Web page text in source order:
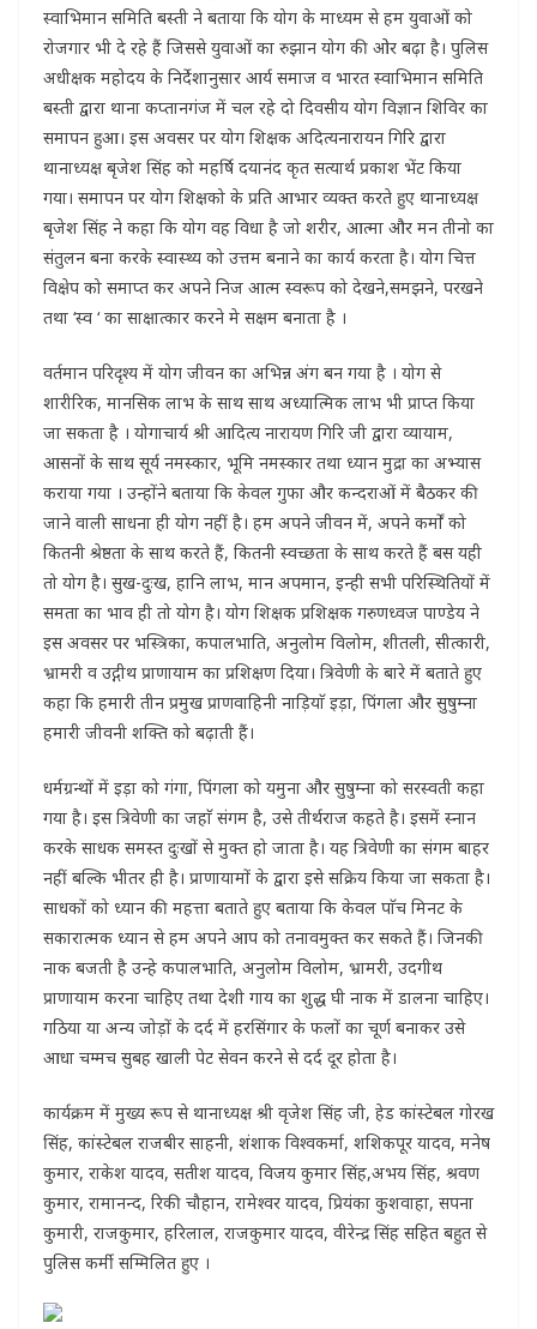
स्वाभिमान समिति बस्ती ने बताया कि योग के माध्यम से हम युवाओं को
रोजगार भी दे रहे हैं जिससे युवाओं का रुझान योग की ओर बढ़ा है। पुलिस
अधीक्षक महोदय के निर्देशानुसार आर्य समाज व भारत स्वाभिमान समिति
बस्ती द्वारा थाना कप्तानगंज में चल रहे दो दिवसीय योग विज्ञान शिविर का
समापन हुआ। इस अवसर पर योग शिक्षक अदित्यनारायन गिरि द्वारा
थानाध्यक्ष बृजेश सिंह को महर्षि दयानंद कृत सत्यार्थ प्रकाश भेंट किया
गया। समापन पर योग शिक्षको के प्रति आभार व्यक्त करते हुए थानाध्यक्ष
बृजेश सिंह ने कहा कि योग वह विधा है जो शरीर, आत्मा और मन तीनो का
संतुलन बना करके स्वास्थ्य को उत्तम बनाने का कार्य करता है। योग चित्त
विक्षेप को समाप्त कर अपने निज आत्म स्वरूप को देखने,समझने, परखने
तथा ‘स्व ‘ का साक्षात्कार करने मे सक्षम बनाता है ।
वर्तमान परिदृश्य में योग जीवन का अभिन्न अंग बन गया है । योग से
शारीरिक, मानसिक लाभ के साथ साथ अध्यात्मिक लाभ भी प्राप्त किया
जा सकता है । योगाचार्य श्री आदित्य नारायण गिरि जी द्वारा व्यायाम,
आसनों के साथ सूर्य नमस्कार, भूमि नमस्कार तथा ध्यान मुद्रा का अभ्यास
कराया गया । उन्होंने बताया कि केवल गुफा और कन्दराओं में बैठकर की
जाने वाली साधना ही योग नहीं है। हम अपने जीवन में, अपने कर्मों को
कितनी श्रेष्ठता के साथ करते हैं, कितनी स्वच्छता के साथ करते हैं बस यही
तो योग है। सुख-दुःख, हानि लाभ, मान अपमान, इन्ही सभी परिस्थितियों में
समता का भाव ही तो योग है। योग शिक्षक प्रशिक्षक गरुणध्वज पाण्डेय ने
इस अवसर पर भस्त्रिका, कपालभाति, अनुलोम विलोम, शीतली, सीत्कारी,
भ्रामरी व उद्गीथ प्राणायाम का प्रशिक्षण दिया। त्रिवेणी के बारे में बताते हुए
कहा कि हमारी तीन प्रमुख प्राणवाहिनी नाड़ियाॅ इड़ा, पिंगला और सुषुम्ना
हमारी जीवनी शक्ति को बढ़ाती हैं।
धर्मग्रन्थों में इड़ा को गंगा, पिंगला को यमुना और सुषुम्ना को सरस्वती कहा
गया है। इस त्रिवेणी का जहाॅ संगम है, उसे तीर्थराज कहते है। इसमें स्नान
करके साधक समस्त दुःखों से मुक्त हो जाता है। यह त्रिवेणी का संगम बाहर
नहीं बल्कि भीतर ही है। प्राणायामों के द्वारा इसे सक्रिय किया जा सकता है।
साधकों को ध्यान की महत्ता बताते हुए बताया कि केवल पाॅच मिनट के
सकारात्मक ध्यान से हम अपने आप को तनावमुक्त कर सकते हैं। जिनकी
नाक बजती है उन्हे कपालभाति, अनुलोम विलोम, भ्रामरी, उदगीथ
प्राणायाम करना चाहिए तथा देशी गाय का शुद्ध घी नाक में डालना चाहिए।
गठिया या अन्य जोड़ों के दर्द में हरसिंगार के फलों का चूर्ण बनाकर उसे
आधा चम्मच सुबह खाली पेट सेवन करने से दर्द दूर होता है।
कार्यक्रम में मुख्य रूप से थानाध्यक्ष श्री वृजेश सिंह जी, हेड कांस्टेबल गोरख
सिंह, कांस्टेबल राजबीर साहनी, शंशाक विश्वकर्मा, शशिकपूर यादव, मनेष
कुमार, राकेश यादव, सतीश यादव, विजय कुमार सिंह,अभय सिंह, श्रवण
कुमार, रामानन्द, रिकी चौहान, रामेश्वर यादव, प्रियंका कुशवाहा, सपना
कुमारी, राजकुमार, हरिलाल, राजकुमार यादव, वीरेन्द्र सिंह सहित बहुत से
पुलिस कर्मी सम्मिलित हुए ।